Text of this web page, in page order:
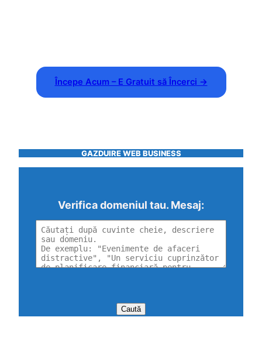
Începe Acum – E Gratuit să Încerci →
GAZDUIRE WEB BUSINESS
Verifica domeniul tau. Mesaj: